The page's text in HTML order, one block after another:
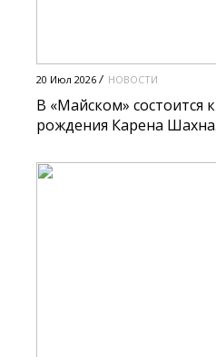
20 Июл 2026 НОВОСТИ
В «Майском» состоится
рождения Карена